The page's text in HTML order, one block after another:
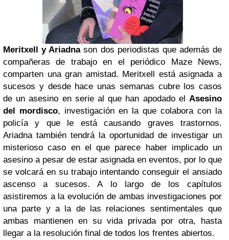
Meritxell y Ariadnason dos periodistas que además de
compañeras de trabajo en el periódico Maze News,
comparten una gran amistad. Meritxell está asignada a
sucesos y desde hace unas semanas cubre los casos
de un asesino en serie al que han apodado el Asesino
del mordisco, investigación en la que colabora con la
policía y que le está causando graves trastornos.
Ariadna también tendrá la oportunidad de investigar un
misterioso caso en el que parece haber implicado un
asesino a pesar de estar asignada en eventos, por lo que
se volcará en su trabajo intentando conseguir el ansiado
ascenso a sucesos. A lo largo de los capítulos
asistiremos a la evolución de ambas investigaciones por
una parte y a la de las relaciones sentimentales que
ambas mantienen en su vida privada por otra, hasta
llegar a la resolución final de todos los frentes abiertos.